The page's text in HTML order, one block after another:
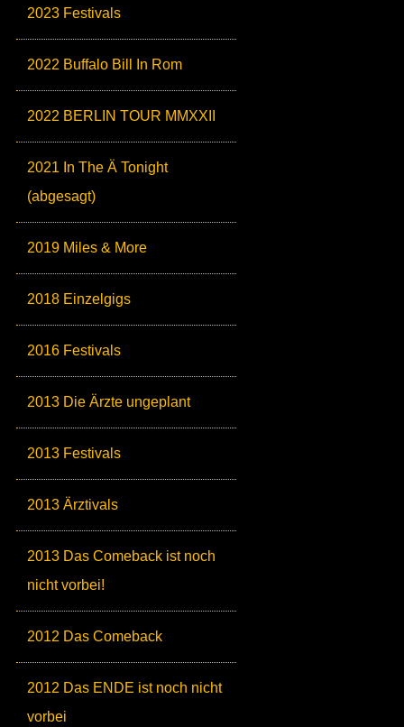
2023 Festivals
2022 Buffalo Bill In Rom
2022 BERLIN TOUR MMXXII
2021 In The Ä Tonight
(abgesagt)
2019 Miles & More
2018 Einzelgigs
2016 Festivals
2013 Die Ärzte ungeplant
2013 Festivals
2013 Ärztivals
2013 Das Comeback ist noch
nicht vorbei!
2012 Das Comeback
2012 Das ENDE ist noch nicht
vorbei